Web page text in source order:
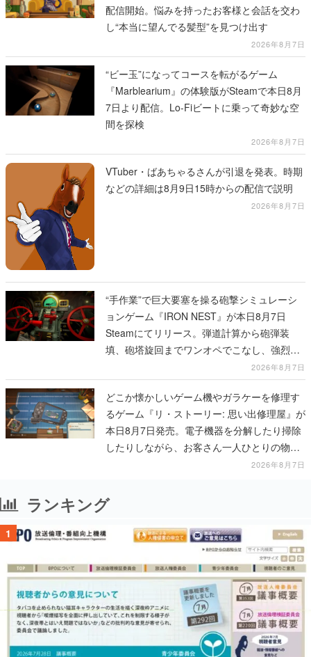
配信開始。悩みを持ったお客様と会話を交わ
し“本当に望んでる髪型”を見つけ出す
2026年8月7日
“ビー玉”になってコースを転がるゲーム
『Marblearium』の体験版がSteamで本日8月
7日より配信。Lo-Fiビートに乗って奇妙な空
間を探検
2026年8月7日
VTuber・ばあちゃるさんが引退を発表。時期
などの詳細は8月9日15時からの配信で説明
2026年8月7日
“手作業”で巨大要塞を操る砲撃シミュレーシ
ョンゲーム『IRON NEST』が本日8月7日
Steamにてリリース。弾道計算から砲弾装
填、砲塔旋回までワンオペでこなし、強烈な
一撃をブチかませるロマンある作品2026年8月7日
どこか懐かしいゲーム機やガラケーを修理す
るゲーム『リ・ストーリー: 思い出修理屋』が
本日8月7日発売。電子機器を分解したり掃除
したりしながら、お客さん一人ひとりの物語
2026年8月7日
ランキング
1